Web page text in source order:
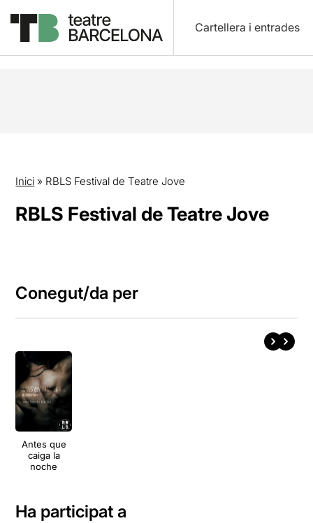
Cartellera i entrades
Inici » RBLS Festival de Teatre Jove
RBLS Festival de Teatre Jove
Conegut/da per
Antes que
caiga la
noche
Ha participat a